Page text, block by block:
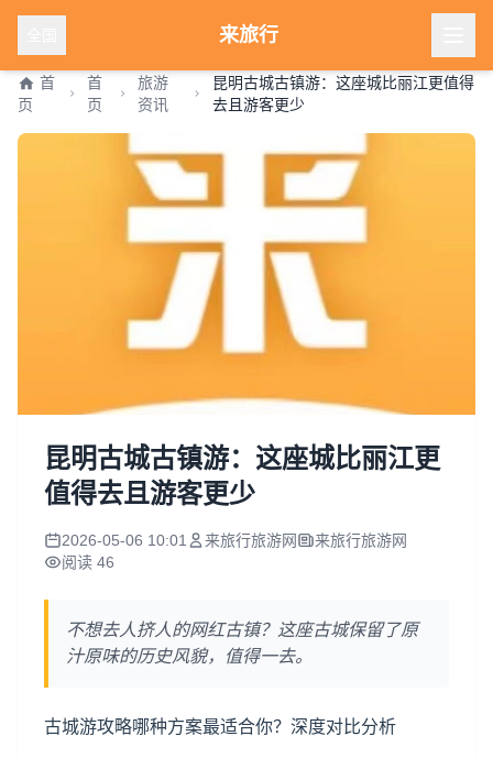
来旅行
首
页
首
页
旅游
资讯
昆明古城古镇游：这座城比丽江更值得
去且游客更少
昆明古城古镇游：这座城比丽江更
值得去且游客更少
2026-05-06 10:01 来旅行旅游网
来旅行旅游网
阅读 46
不想去人挤人的网红古镇？这座古城保留了原
汁原味的历史风貌，值得一去。
古城游攻略哪种方案最适合你？深度对比分析